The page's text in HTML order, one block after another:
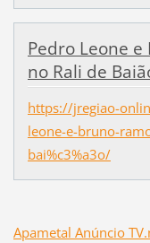
Pedro Leone
no Rali de
https://jregiao-
leone-e-bruno-
bai%c3%a3o/
Apametal Anúncio